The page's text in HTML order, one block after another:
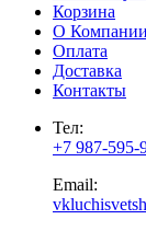
Корзина
О Компании
Оплата
Доставка
Контакты
Тел:
+7 987-595-
Email: